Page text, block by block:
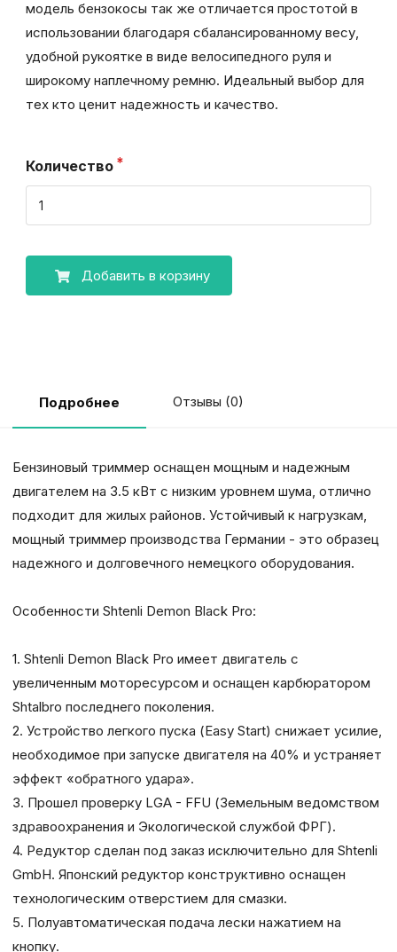
модель бензокосы так же отличается простотой в
использовании благодаря сбалансированному весу,
удобной рукоятке в виде велосипедного руля и
широкому наплечному ремню. Идеальный выбор для
тех кто ценит надежность и качество.
Количество
Добавить в корзину
Подробнее Отзывы (0)
Бензиновый триммер оснащен мощным и надежным
двигателем на 3.5 кВт с низким уровнем шума, отлично
подходит для жилых районов. Устойчивый к нагрузкам,
мощный триммер производства Германии - это образец
надежного и долговечного немецкого оборудования.
Особенности Shtenli Demon Black Pro:
1. Shtenli Demon Black Pro имеет двигатель с
увеличенным моторесурсом и оснащен карбюратором
Shtalbro последнего поколения.
2. Устройство легкого пуска (Easy Start) снижает усилие,
необходимое при запуске двигателя на 40% и устраняет
эффект «обратного удара».
3. Прошел проверку LGA - FFU (Земельным ведомством
здравоохранения и Экологической службой ФРГ).
4. Редуктор cделан под заказ исключительно для Shtenli
GmbH. Японский редуктор конструктивно оснащен
технологическим отверстием для смазки.
5. Полуавтоматическая подача лески нажатием на
кнопку.